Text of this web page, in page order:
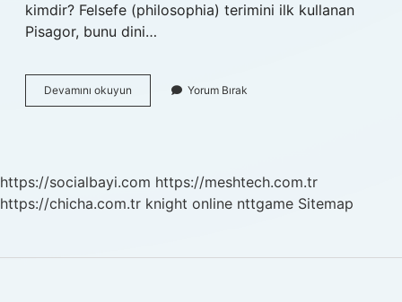
kimdir? Felsefe (philosophia) terimini ilk kullanan
Pisagor, bunu dini…
Devamını okuyun
Nin
Yorum Bırak
https://socialbayi.com https://meshtech.com.tr
https://chicha.com.tr knight online nttgame Sitemap